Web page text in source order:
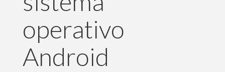
Contatti
Accedi / Registrati
operativo
Android